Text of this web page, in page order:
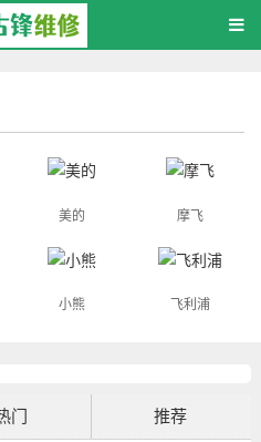
美的 摩飞
小熊 飞利浦
门 推荐